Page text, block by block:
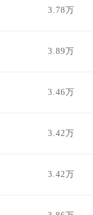
3.78万
3.89万
3.46万
3.42万
3.42万